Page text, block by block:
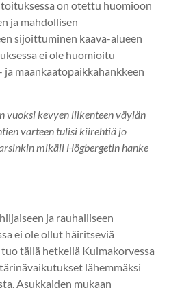
on otettu huomioon
ja mahdollisen
sijoittuminen kaava-alueen
ei ole huomioitu
maankaatopaikkahankkeen
vuoksi kevyen liikenteen väylän
varteen tulisi kiirehtiä jo
mikäli Högbergetin hanke
ja rauhalliseen
ei ole ollut häiritseviä
tällä hetkellä Kulmakorvessa
lähemmäksi
Asukkaiden mukaan